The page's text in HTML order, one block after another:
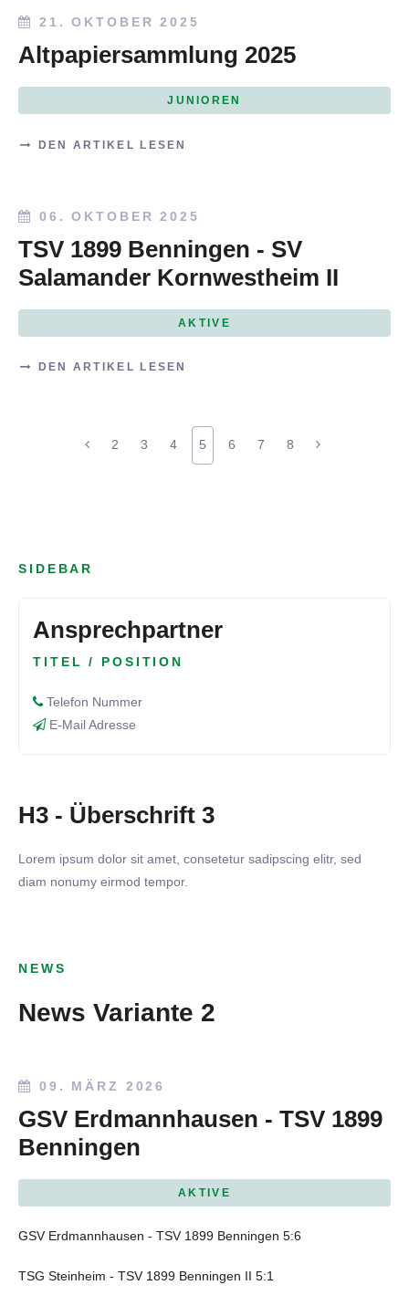
21. OKTOBER 2025
Altpapiersammlung 2025
JUNIOREN
DEN ARTIKEL LESEN
06. OKTOBER 2025
TSV 1899 Benningen - SV
Salamander Kornwestheim II
AKTIVE
DEN ARTIKEL LESEN
2 3 4 5 6 7 8
SIDEBAR
Ansprechpartner
TITEL / POSITION
Telefon Nummer
E-Mail Adresse
H3 - Überschrift 3
Lorem ipsum dolor sit amet, consetetur sadipscing elitr, sed
diam nonumy eirmod tempor.
NEWS
News Variante 2
09. MÄRZ 2026
GSV Erdmannhausen - TSV 1899
Benningen
AKTIVE
GSV Erdmannhausen - TSV 1899 Benningen 5:6
TSG Steinheim - TSV 1899 Benningen II 5:1